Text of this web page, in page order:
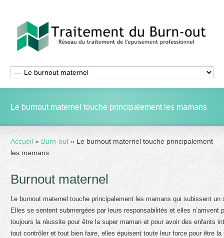
Le burnout maternel touche principalement les mamans
Accueil » Burn-out » Le burnout maternel touche principalement
les mamans
Burnout maternel
Le burnout maternel touche principalement les mamans qui subissent
Elles se sentent submergées par leurs responsabilités et elles
toujours la réussite pour être la super maman et pour avoir des
tout contrôler et tout bien faire, elles épuisent toute leur force pour être la